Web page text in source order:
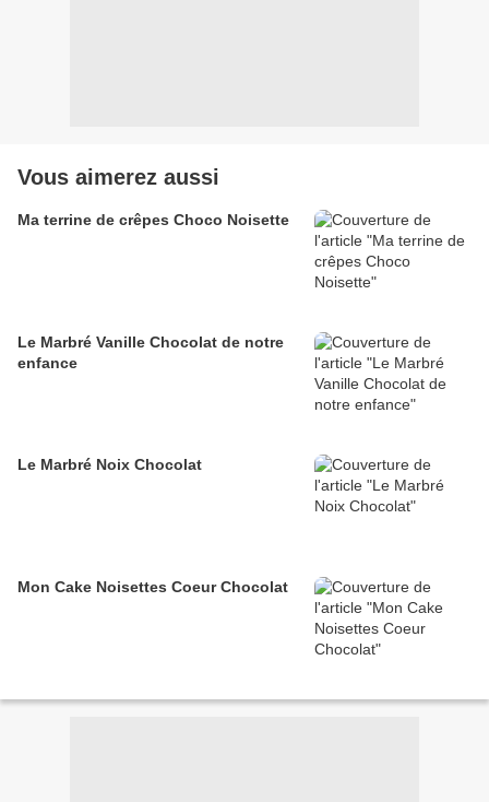
Vous aimerez aussi
Ma terrine de crêpes Choco Noisette
Le Marbré Vanille Chocolat de notre
enfance
Le Marbré Noix Chocolat
Mon Cake Noisettes Coeur Chocolat